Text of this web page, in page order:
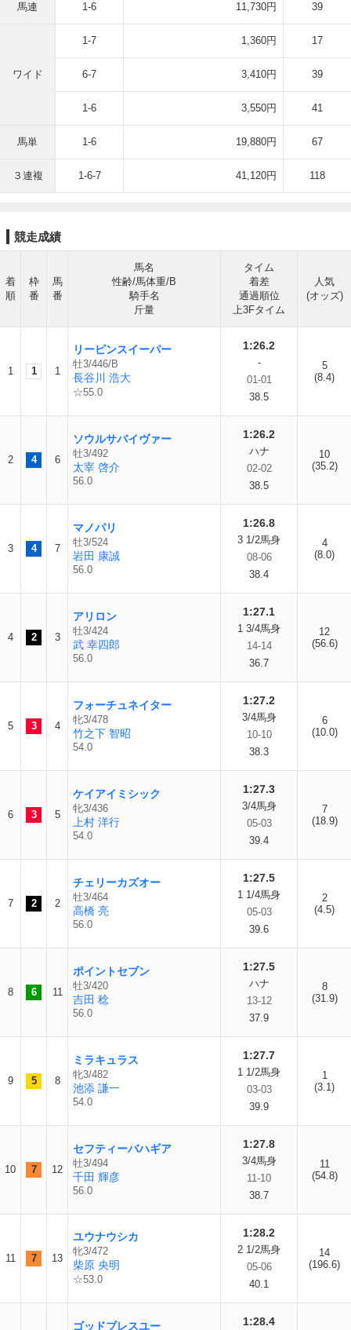
馬連 1-6 11,730円 39
ワイド
1-7 1,360円 17
6-7 3,410円 39
1-6 3,550円 41
馬単 1-6 19,880円 67
３連複 1-6-7 41,120円 118
競走成績
着
順
枠
番
馬
番
馬名
性齢/馬体重/B
騎手名
斤量
タイム
着差
通過順位
上3Fタイム
人気
(オッズ)
1 1 1
リーピンスイーパー
牡3/446/B
長谷川 浩大
☆55.0
1:26.2
-
01-01
38.5
5
(8.4)
2 4 6
ソウルサバイヴァー
牡3/492
太宰 啓介
56.0
1:26.2
ハナ
02-02
38.5
10
(35.2)
3 4 7
マノパリ
牡3/524
岩田 康誠
56.0
1:26.8
3 1/2馬身
08-06
38.4
4
(8.0)
4 2 3
アリロン
牡3/424
武 幸四郎
56.0
1:27.1
1 3/4馬身
14-14
36.7
12
(56.6)
5 3 4
フォーチュネイター
牝3/478
竹之下 智昭
54.0
1:27.2
3/4馬身
10-10
38.3
6
(10.0)
6 3 5
ケイアイミシック
牝3/436
上村 洋行
54.0
1:27.3
3/4馬身
05-03
39.4
7
(18.9)
7 2 2
チェリーカズオー
牡3/464
高橋 亮
56.0
1:27.5
1 1/4馬身
05-03
39.6
2
(4.5)
8 6 11
ポイントセブン
牡3/420
吉田 稔
56.0
1:27.5
ハナ
13-12
37.9
8
(31.9)
9 5 8
ミラキュラス
牝3/482
池添 謙一
54.0
1:27.7
1 1/2馬身
03-03
39.9
1
(3.1)
10 7 12
セフティーバハギア
牡3/494
千田 輝彦
56.0
1:27.8
3/4馬身
11-10
38.7
11
(54.8)
11 7 13
ユウナウシカ
牝3/472
柴原 央明
☆53.0
1:28.2
2 1/2馬身
05-06
40.1
14
(196.6)
ゴッドブレスユー 1:28.4